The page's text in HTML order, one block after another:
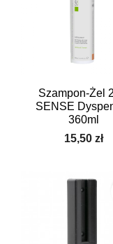
Szampon-Żel
SENSE
360ml
15,50 zł